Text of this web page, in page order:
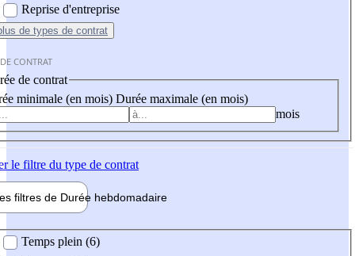
Reprise d'entreprise
de types de contrat
CONTRAT
de contrat
minimale (en mois) Durée maximale (en mois)
mois
le filtre du type de contrat
filtres de Durée hebdomadaire
Temps plein (6)